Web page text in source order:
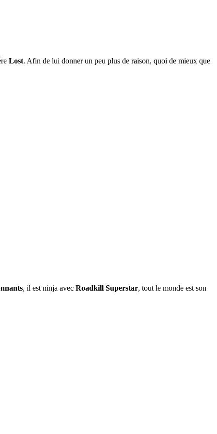
Lost. Afin de lui donner un peu plus de raison, quoi de mieux que
, il est ninja avec Roadkill Superstar, tout le monde est son